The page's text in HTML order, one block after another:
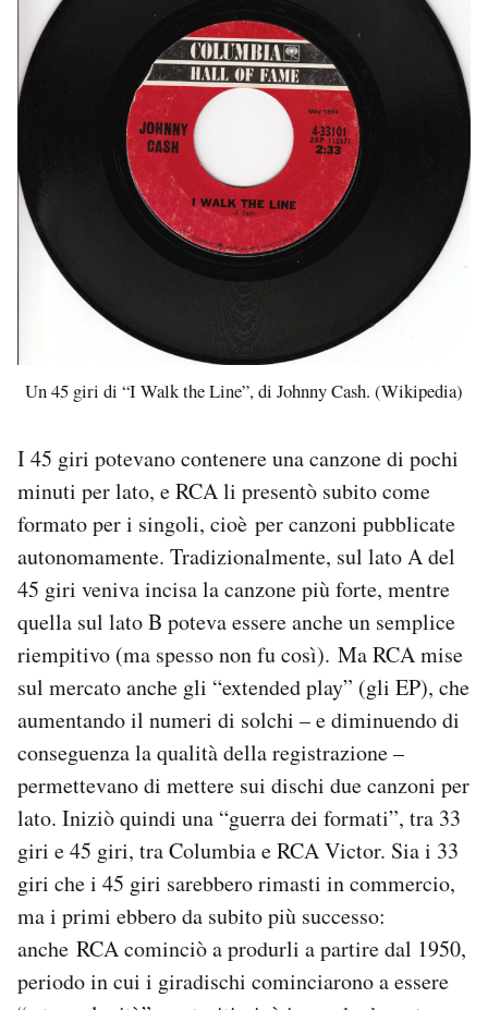
Un 45 giri di “I Walk the Line”, di Johnny Cash. (Wikipedia)
I 45 giri potevano contenere una canzone di pochi
minuti per lato, e RCA li presentò subito come
formato per i singoli, cioè per canzoni pubblicate
autonomamente. Tradizionalmente, sul lato A del
45 giri veniva incisa la canzone più forte, mentre
quella sul lato B poteva essere anche un semplice
riempitivo (ma spesso non fu così). Ma RCA mise
sul mercato anche gli “extended play” (gli EP), che
aumentando il numeri di solchi – e diminuendo di
conseguenza la qualità della registrazione –
permettevano di mettere sui dischi due canzoni per
lato. Iniziò quindi una “guerra dei formati”, tra 33
giri e 45 giri, tra Columbia e RCA Victor. Sia i 33
giri che i 45 giri sarebbero rimasti in commercio,
ma i primi ebbero da subito più successo:
anche RCA cominciò a produrli a partire dal 1950,
periodo in cui i giradischi cominciarono a essere